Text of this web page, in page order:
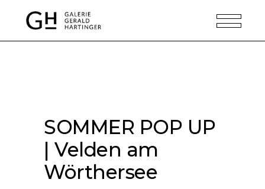
SOMMER POP UP
| Velden am
Wörthersee